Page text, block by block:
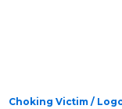
Choking Victim / Logo